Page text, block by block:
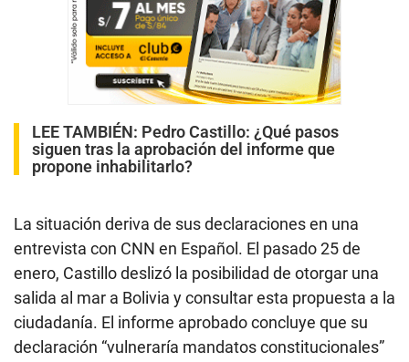
LEE TAMBIÉN: Pedro Castillo: ¿Qué pasos
siguen tras la aprobación del informe que
propone inhabilitarlo?
La situación deriva de sus declaraciones en una
entrevista con CNN en Español. El pasado 25 de
enero, Castillo deslizó la posibilidad de otorgar una
salida al mar a Bolivia y consultar esta propuesta a la
ciudadanía. El informe aprobado concluye que su
declaración “vulneraría mandatos constitucionales”